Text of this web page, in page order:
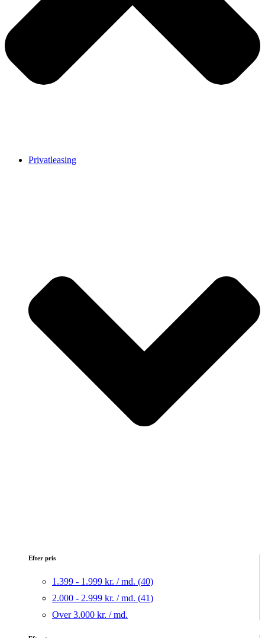
Privatleasing
Efter pris
1.399 - 1.999 kr. / md. (40)
2.000 - 2.999 kr. / md. (41)
Over 3.000 kr. / md.